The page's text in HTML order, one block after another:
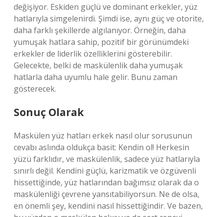
değişiyor. Eskiden güçlü ve dominant erkekler, yüz
hatlarıyla simgelenirdi. Şimdi ise, aynı güç ve otorite,
daha farklı şekillerde algılanıyor. Örneğin, daha
yumuşak hatlara sahip, pozitif bir görünümdeki
erkekler de liderlik özelliklerini gösterebilir.
Gelecekte, belki de maskülenlik daha yumuşak
hatlarla daha uyumlu hale gelir. Bunu zaman
gösterecek.
Sonuç Olarak
Maskülen yüz hatları erkek nasıl olur sorusunun
cevabı aslında oldukça basit: Kendin ol! Herkesin
yüzü farklıdır, ve maskülenlik, sadece yüz hatlarıyla
sınırlı değil. Kendini güçlü, karizmatik ve özgüvenli
hissettiğinde, yüz hatlarından bağımsız olarak da o
maskülenliği çevrene yansıtabiliyorsun. Ne de olsa,
en önemli şey, kendini nasıl hissettiğindir. Ve bazen,